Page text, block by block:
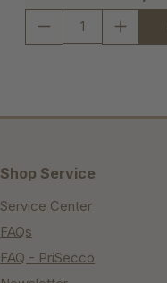
Shop Service
Service Center
FAQs
FAQ - PriSecco